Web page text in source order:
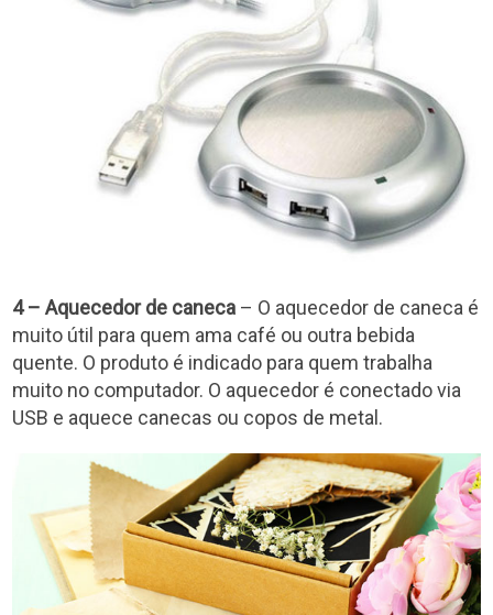
4 – Aquecedor de caneca – O aquecedor de caneca é
muito útil para quem ama café ou outra bebida
quente. O produto é indicado para quem trabalha
muito no computador. O aquecedor é conectado via
USB e aquece canecas ou copos de metal.